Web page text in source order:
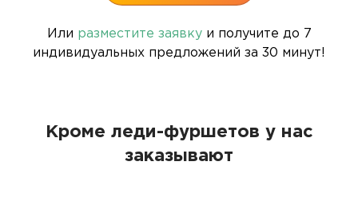
Или разместите заявкуи получите до 7
индивидуальных предложений за 30 минут!
Кроме леди-фуршетов у нас
заказывают